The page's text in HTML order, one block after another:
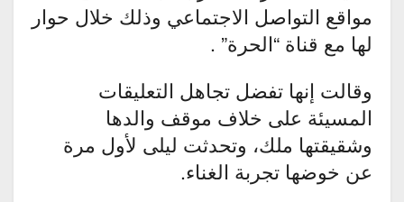
مواقع التواصل الاجتماعي وذلك خلال حوار
لها مع قناة “الحرة” .
وقالت إنها تفضل تجاهل التعليقات
المسيئة على خلاف موقف والدها
وشقيقتها ملك، وتحدثت ليلى لأول مرة
عن خوضها تجربة الغناء.